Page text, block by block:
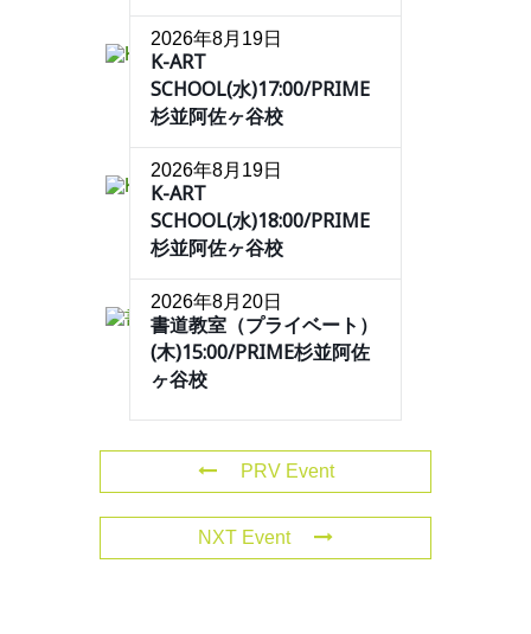
2026年8月19日
K-ART
SCHOOL(水)17:00/PRIME
杉並阿佐ヶ谷校
2026年8月19日
K-ART
SCHOOL(水)18:00/PRIME
杉並阿佐ヶ谷校
2026年8月20日
書道教室（プライベート）
(木)15:00/PRIME杉並阿佐
ヶ谷校
PRV Event
NXT Event